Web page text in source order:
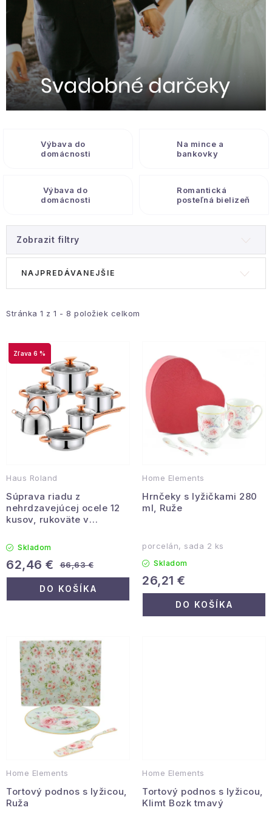
Hobby a záhrada
Kolekcia
Zdravie a krása
Šport a outdoor
Darčekové poukazy
Sezónne kategórie
Veľkoobchodná spolupráca
Info o nákupe
Rady a tipy
Výbava do
domácnosti
Na mince a
bankovky
Výbava do
domácnosti
Romantická
posteľná bielizeň
Zobrazit filtry
i
p
r
u
v
Stránka 1 z 1 - 8 položiek celkom
e
e
o
t
o
v
NAJPREDÁVANEJŠIE
Haus Roland
Súprava riadu z
nehrdzavejúcej ocele 12
kusov, rukoväte v
6 %
Skladom
62,46 € 66,63 €
DO KOŠÍKA
Home Elements
Hrnčeky s lyžičkami 280
ml, Ruže
porcelán, sada 2 ks
Skladom
26,21 €
DO KOŠÍKA
Home Elements
Tortový podnos s lyžicou,
Ruža
Home Elements
Tortový podnos s lyžicou,
Klimt Bozk tmavý